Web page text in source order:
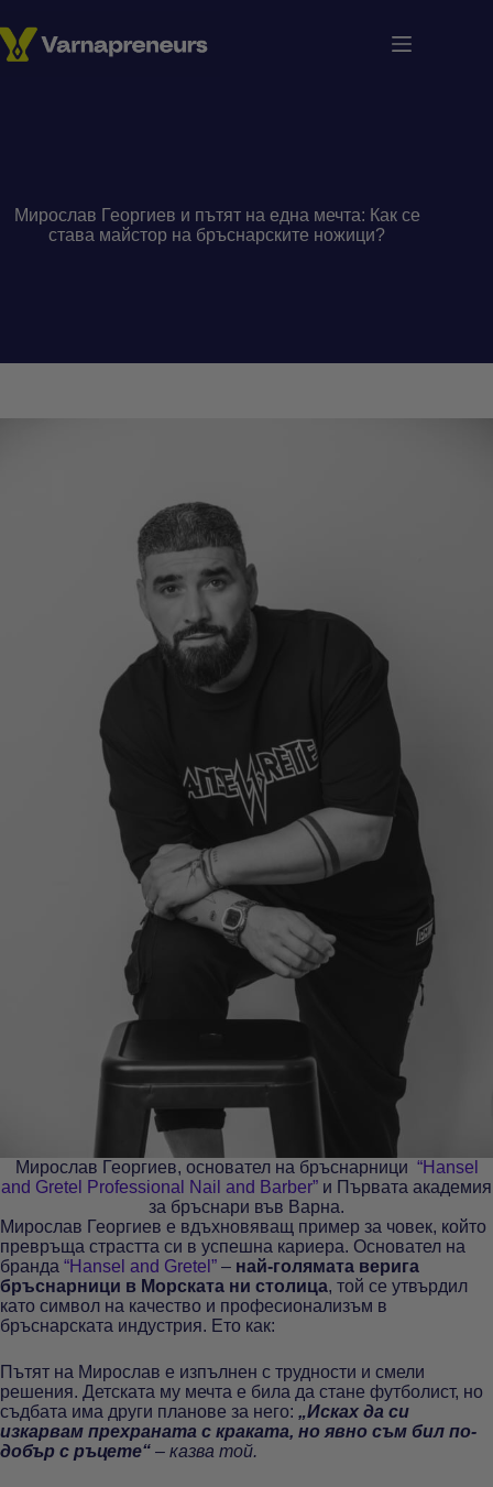
to
content
Мирослав Георгиев и пътят на една мечта: Как се
става майстор на бръснарските ножици?
Мирослав Георгиев, основател на бръснарници “Hansel
and Gretel Professional Nail and Barber” и Първата академия
за бръснари във Варна.
Мирослав Георгиев е вдъхновяващ пример за човек, който
превръща страстта си в успешна кариера. Основател на
бранда “Hansel and Gretel” – най-голямата верига
бръснарници в Морската ни столица, той се утвърдил
като символ на качество и професионализъм в
бръснарската индустрия. Ето как:
Пътят на Мирослав е изпълнен с трудности и смели
решения. Детската му мечта е била да стане футболист, но
съдбата има други планове за него: „Исках да си
изкарвам прехраната с краката, но явно съм бил по-
добър с ръцете“ – казва той.